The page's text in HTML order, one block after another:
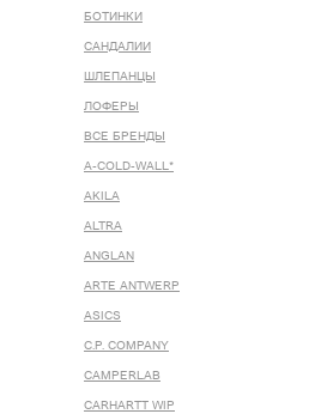
БОТИНКИ
САНДАЛИИ
ШЛЕПАНЦЫ
ЛОФЕРЫ
ВСЕ БРЕНДЫ
A-COLD-WALL*
AKILA
ALTRA
ANGLAN
ARTE ANTWERP
ASICS
C.P. COMPANY
CAMPERLAB
CARHARTT WIP